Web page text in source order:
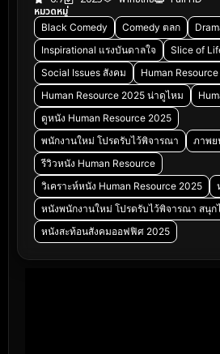
หมวดหมู่
Black Comedy Comedy ตลก
Inspirational แรงบันดาลใจ
Slice of
Social Issues สังคม
Human
Human Resource 2025 น่าดูไหม
ดูหนัง Human Resource 2025
พนักงานใหม่ โปรดรับไว้พิจารณา
ภาพย
รีวิวหนัง Human Resource
วิเคราะห์หนัง Human Resource 2025
หนังพนักงานใหม่ โปรดรับไว้พิจารณา สนุก
หนังสะท้อนสังคมออฟฟิศ 2025